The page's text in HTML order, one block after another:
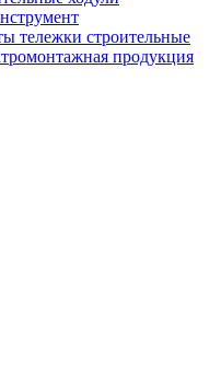
тележки строительные
продукция